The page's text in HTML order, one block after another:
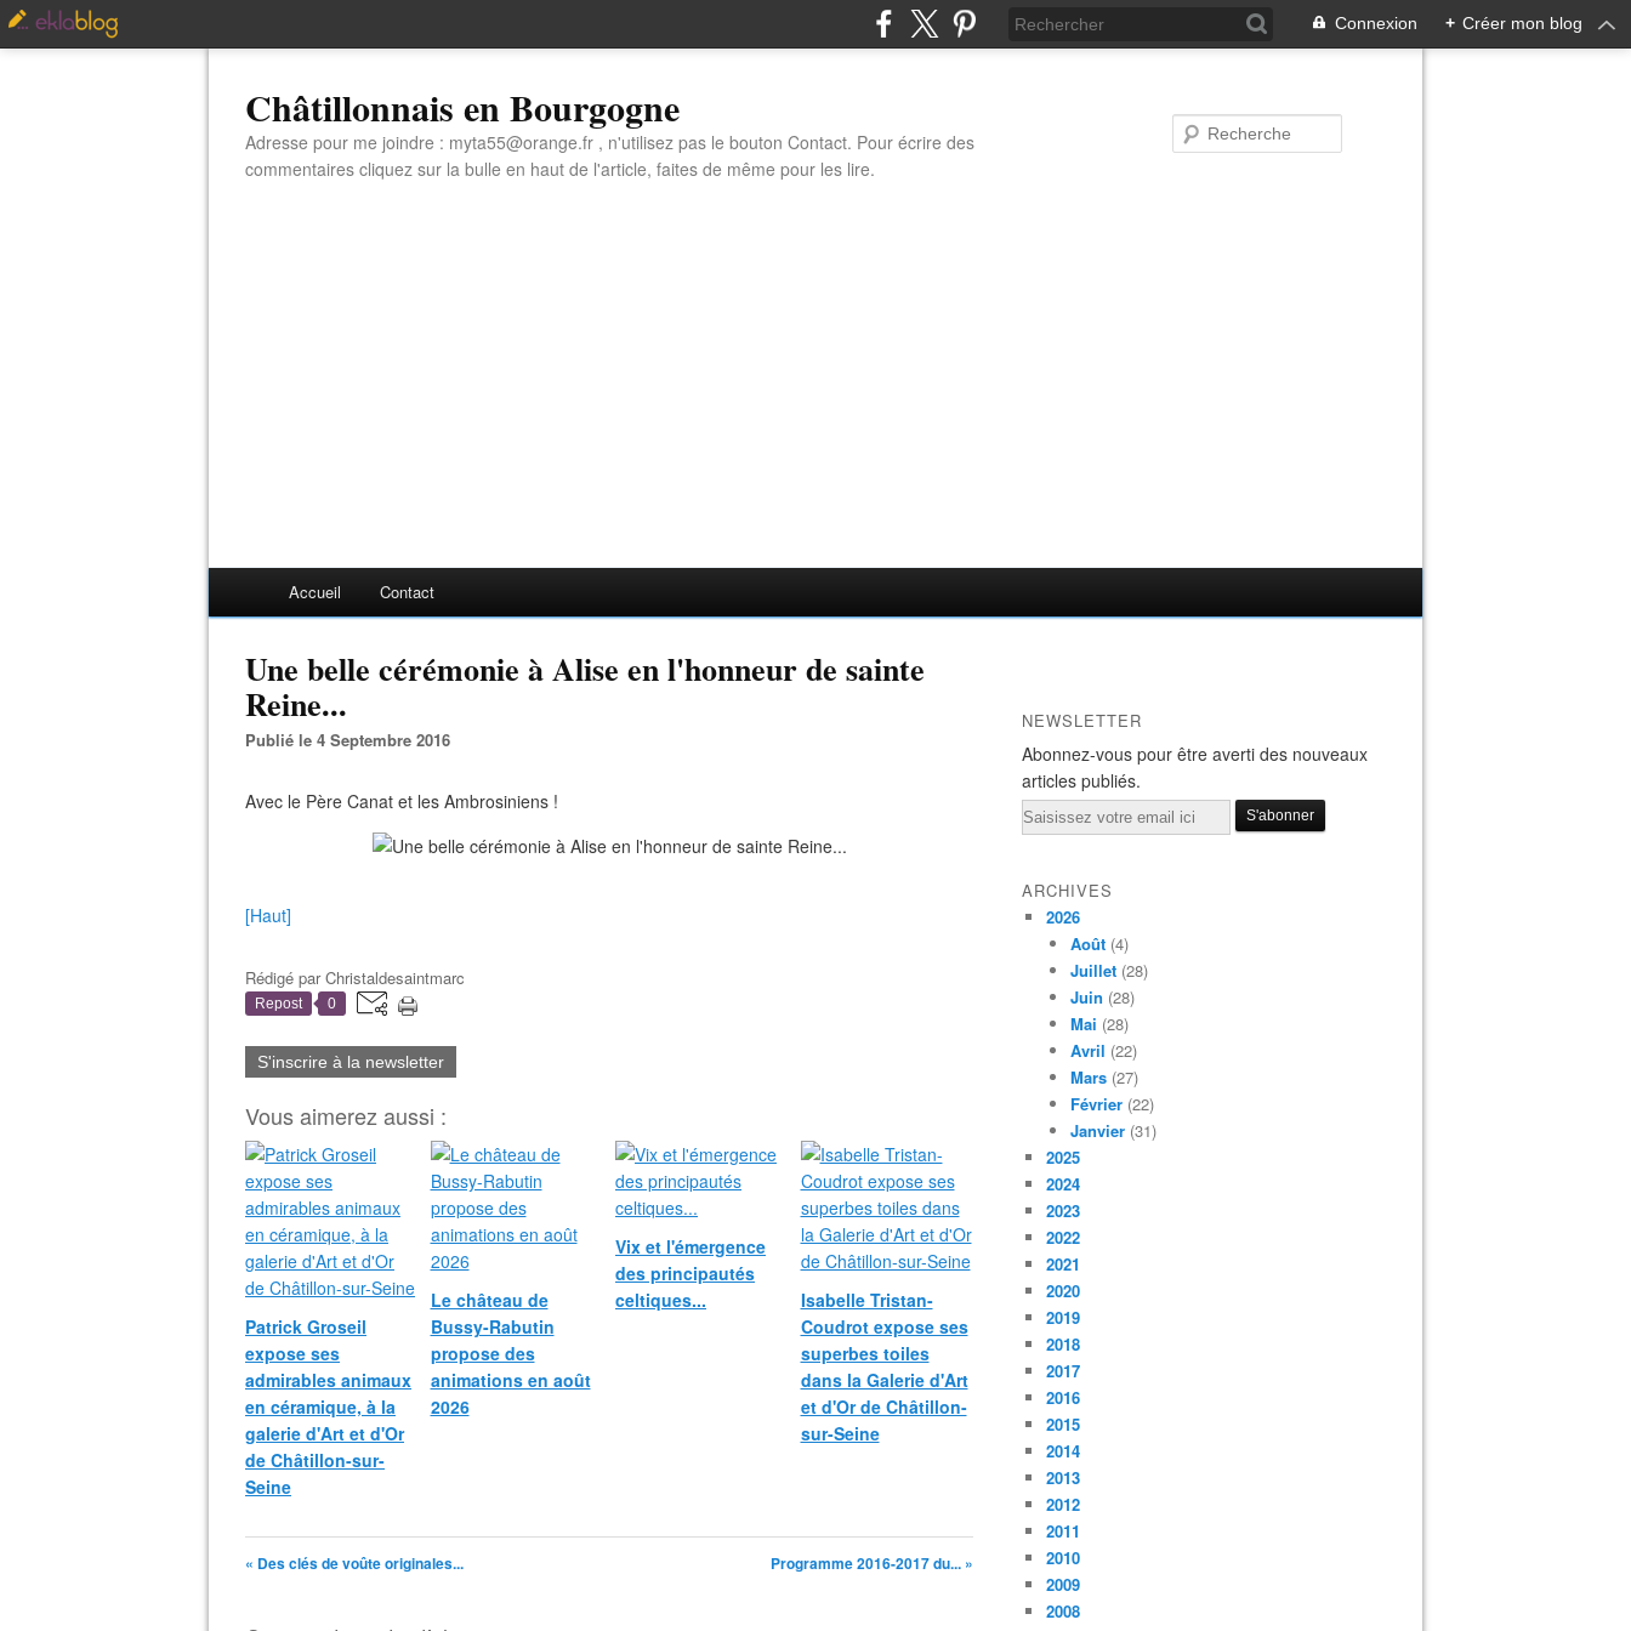
Connexion + Créer mon blog
Châtillonnais en Bourgogne
Adresse pour me joindre : myta55@orange.fr , n'utilisez pas le bouton Contact. Pour écrire des
commentaires cliquez sur la bulle en haut de l'article, faites de même pour les lire.
Accueil Contact
Une belle cérémonie à Alise en l'honneur de sainte
Reine...
Publié le 4 Septembre 2016
Avec le Père Canat et les Ambrosiniens !
[Haut]
Rédigé parChristaldesaintmarc
Repost 0
S'inscrire à la newsletter
Vous aimerez aussi :
Patrick Groseil
expose ses
admirables animaux
en céramique, à la
galerie d'Art et d'Or
de Châtillon-sur-
Seine
Le château de
Bussy-Rabutin
propose des
animations en août
2026
Vix et l'émergence
des principautés
celtiques...
Isabelle Tristan-
Coudrot expose ses
superbes toiles
dans la Galerie d'Art
et d'Or de Châtillon-
sur-Seine
« Des clés de voûte originales... Programme 2016-2017 du... »
NEWSLETTER
Abonnez-vous pour être averti des nouveaux
articles publiés.
Email
ARCHIVES
2026
Août (4)
Juillet (28)
Juin (28)
Mai (28)
Avril (22)
Mars (27)
Février (22)
Janvier (31)
2025
2024
2023
2022
2021
2020
2019
2018
2017
2016
2015
2014
2013
2012
2011
2010
2009
2008